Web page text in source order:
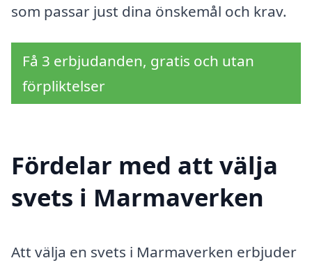
som passar just dina önskemål och krav.
Få 3 erbjudanden, gratis och utan
förpliktelser
Fördelar med att välja
svets i Marmaverken
Att välja en svets i Marmaverken erbjuder